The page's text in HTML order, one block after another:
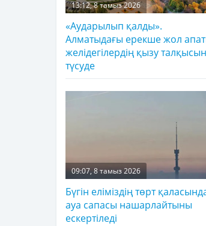
13:12, 8 тамыз 2026
«Аударылып қалды».
Алматыдағы ерекше жол
желідегілердің қызу
түсуде
09:07, 8 тамыз 2026
Бүгін еліміздің төрт
ауа сапасы нашарлайтыны
ескертіледі